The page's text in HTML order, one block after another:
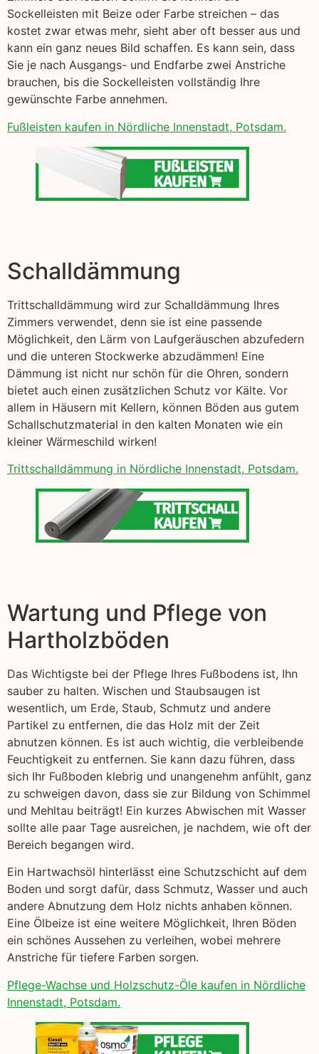
Sockelleisten mit Beize oder Farbe streichen – das
kostet zwar etwas mehr, sieht aber oft besser aus und
kann ein ganz neues Bild schaffen. Es kann sein, dass
Sie je nach Ausgangs- und Endfarbe zwei Anstriche
brauchen, bis die Sockelleisten vollständig Ihre
gewünschte Farbe annehmen.
Fußleisten kaufen in Nördliche Innenstadt, Potsdam.
Schalldämmung
Trittschalldämmung wird zur Schalldämmung Ihres
Zimmers verwendet, denn sie ist eine passende
Möglichkeit, den Lärm von Laufgeräuschen abzufedern
und die unteren Stockwerke abzudämmen! Eine
Dämmung ist nicht nur schön für die Ohren, sondern
bietet auch einen zusätzlichen Schutz vor Kälte. Vor
allem in Häusern mit Kellern, können Böden aus gutem
Schallschutzmaterial in den kalten Monaten wie ein
kleiner Wärmeschild wirken!
Trittschalldämmung in Nördliche Innenstadt, Potsdam.
Wartung und Pflege von
Hartholzböden
Das Wichtigste bei der Pflege Ihres Fußbodens ist, Ihn
sauber zu halten. Wischen und Staubsaugen ist
wesentlich, um Erde, Staub, Schmutz und andere
Partikel zu entfernen, die das Holz mit der Zeit
abnutzen können. Es ist auch wichtig, die verbleibende
Feuchtigkeit zu entfernen. Sie kann dazu führen, dass
sich Ihr Fußboden klebrig und unangenehm anfühlt, ganz
zu schweigen davon, dass sie zur Bildung von Schimmel
und Mehltau beiträgt! Ein kurzes Abwischen mit Wasser
sollte alle paar Tage ausreichen, je nachdem, wie oft der
Bereich begangen wird.
Ein Hartwachsöl hinterlässt eine Schutzschicht auf dem
Boden und sorgt dafür, dass Schmutz, Wasser und auch
andere Abnutzung dem Holz nichts anhaben können.
Eine Ölbeize ist eine weitere Möglichkeit, Ihren Böden
ein schönes Aussehen zu verleihen, wobei mehrere
Anstriche für tiefere Farben sorgen.
Pflege-Wachse und Holzschutz-Öle kaufen in Nördliche
Innenstadt, Potsdam.